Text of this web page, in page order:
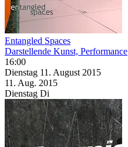
Entangled Spaces
Darstellende Kunst, Performance
16:00
Dienstag 11. August 2015
11. Aug. 2015
Dienstag Di